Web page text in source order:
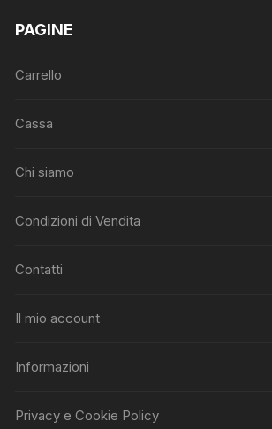
PAGINE
Carrello
Cassa
Chi siamo
Condizioni di Vendita
Contatti
Il mio account
Informazioni
Privacy e Cookie Policy